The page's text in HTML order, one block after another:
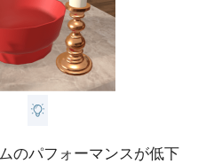
のパフォーマンスが低下